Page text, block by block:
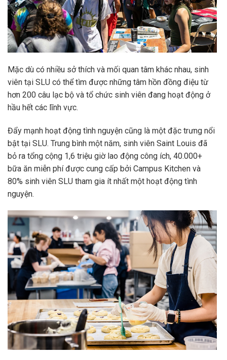
Mặc dù có nhiều sở thích và mối quan tâm khác nhau, sinh
viên tại SLU có thể tìm được những tâm hồn đồng điệu từ
hơn 200 câu lạc bộ và tổ chức sinh viên đang hoạt động ở
hầu hết các lĩnh vực.
Đẩy mạnh hoạt động tình nguyện cũng là một đặc trưng nổi
bật tại SLU. Trung bình một năm, sinh viên Saint Louis đã
bỏ ra tổng cộng 1,6 triệu giờ lao động công ích, 40.000+
bữa ăn miễn phí được cung cấp bởi Campus Kitchen và
80% sinh viên SLU tham gia ít nhất một hoạt động tình
nguyện.